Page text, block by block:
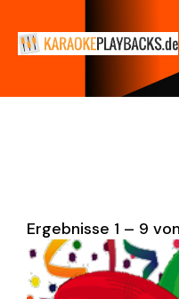
Ergebnisse 1 – 9